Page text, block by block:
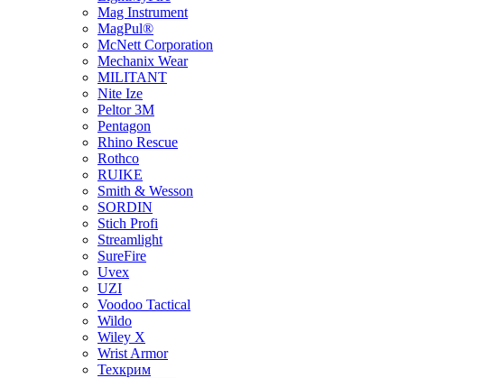
Mag Instrument
MagPul®
McNett Corporation
Mechanix Wear
MILITANT
Nite Ize
Peltor 3M
Pentagon
Rhino Rescue
Rothco
RUIKE
Smith & Wesson
SORDIN
Stich Profi
Streamlight
SureFire
Uvex
UZI
Voodoo Tactical
Wildo
Wiley X
Wrist Armor
Техкрим